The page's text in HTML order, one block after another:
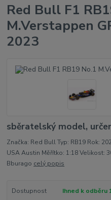
Red Bull F1
M.Verstappen
2023
sběratelský model,
Značka: Red Bull Typ: RB19 Rok:
USA Austin Měřítko: 1:18 Velikost:
Bburago celý popis
Dostupnost
Ihned k odběru